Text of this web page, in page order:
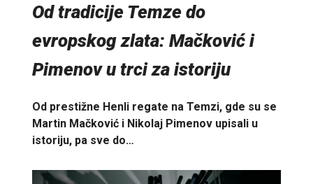
Od tradicije Temze do
evropskog zlata: Mačković i
Pimenov u trci za istoriju
Od prestižne Henli regate na Temzi, gde su se
Martin Mačković i Nikolaj Pimenov upisali u
istoriju, pa sve do…